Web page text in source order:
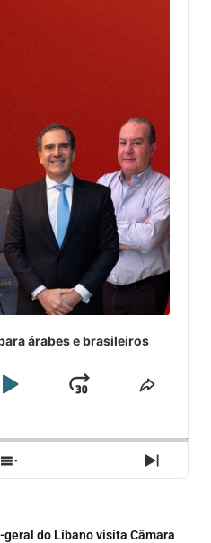
árabes e brasileiros
PLAYJUMP
SHOW
EPISODES
NEXT
geral do Líbano visita Câmara